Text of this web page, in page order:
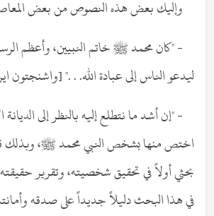
وإليك بعض هذه النصوص من بعض
- "كان محمد ﷺ خاتم النبيين، وأعظم
ليدعو الناس إلى عبادة الله. . ." [واشنجتون
- "إن أشد ما نتطلع إليه بالنظر إلى الديانة
اختص منها بشخص النبي محمد ﷺ،
بحثي أولاً في تحقيق شخصيته، وتقرير
في هذا البحث دليلاً جديداً على صدقه